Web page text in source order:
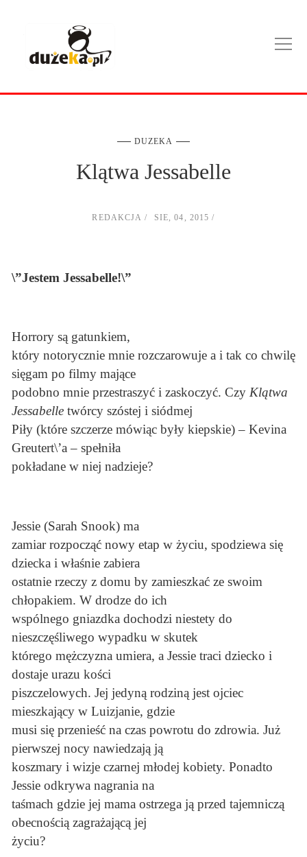
DUZEKA
Klątwa Jessabelle
REDAKCJA SIE, 04, 2015
\”Jestem Jessabelle!\”
Horrory są gatunkiem,
który notorycznie mnie rozczarowuje a i tak co chwilę
sięgam po filmy mające
podobno mnie przestraszyć i zaskoczyć. Czy Klątwa
Jessabelletwórcy szóstej i siódmej
Piły (które szczerze mówiąc były kiepskie) – Kevina
Greutert\’a – spełniła
pokładane w niej nadzieje?
Jessie (Sarah Snook) ma
zamiar rozpocząć nowy etap w życiu, spodziewa się
dziecka i właśnie zabiera
ostatnie rzeczy z domu by zamieszkać ze swoim
chłopakiem. W drodze do ich
wspólnego gniazdka dochodzi niestety do
nieszczęśliwego wypadku w skutek
którego mężczyzna umiera, a Jessie traci dziecko i
dostaje urazu kości
piszczelowych. Jej jedyną rodziną jest ojciec
mieszkający w Luizjanie, gdzie
musi się przenieść na czas powrotu do zdrowia. Już
pierwszej nocy nawiedzają ją
koszmary i wizje czarnej młodej kobiety. Ponadto
Jessie odkrywa nagrania na
taśmach gdzie jej mama ostrzega ją przed tajemniczą
obecnością zagrażającą jej
życiu?